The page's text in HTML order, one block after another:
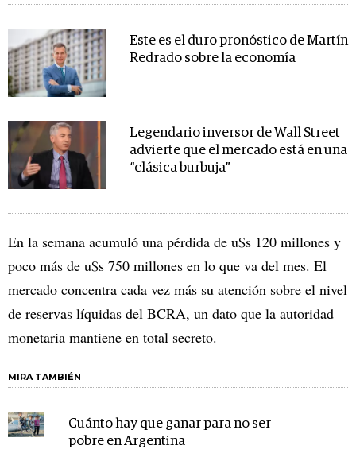
Este es el duro pronóstico de Martín
Redrado sobre la economía
Legendario inversor de Wall Street
advierte que el mercado está en una
“clásica burbuja”
En la semana acumuló una pérdida de u$s 120 millones y
poco más de u$s 750 millones en lo que va del mes. El
mercado concentra cada vez más su atención sobre el nivel
de reservas líquidas del BCRA, un dato que la autoridad
monetaria mantiene en total secreto.
MIRA TAMBIÉN
Cuánto hay que ganar para no ser
pobre en Argentina